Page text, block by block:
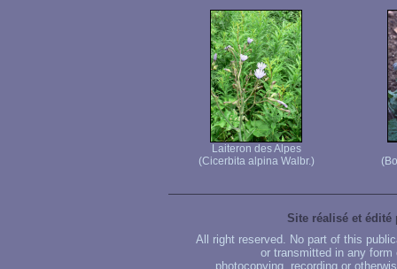
Laiteron des Alpes
(Cicerbita alpina Walbr.)
Site réalisé et édité
All right reserved. No part of this
or transmitted in any
photocopying, recording or